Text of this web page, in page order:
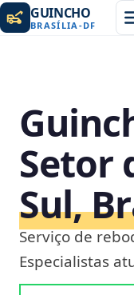
GUINCHO
BRASÍLIA -DF
Setor
Sul,
Serviço de
Especialistas